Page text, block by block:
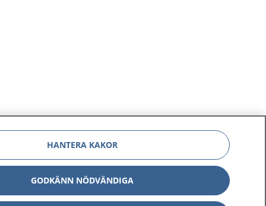
HANTERA KAKOR
GODKÄNN NÖDVÄNDIGA